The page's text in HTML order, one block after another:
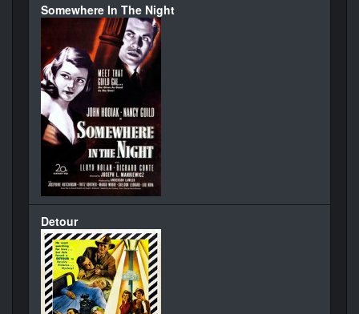
Somewhere In The Night
Detour